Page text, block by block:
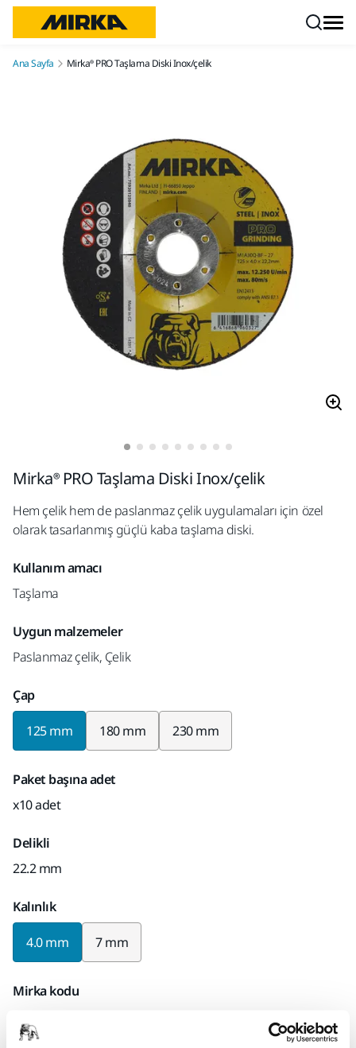
Ana Sayfa Mirka® PRO Taşlama Diski Inox/çelik
Mirka® PRO Taşlama Diski Inox/çelik
Hem çelik hem de paslanmaz çelik uygulamaları için özel
olarak tasarlanmış güçlü kaba taşlama diski.
Kullanım amacı
Taşlama
Uygun malzemeler
Paslanmaz çelik, Çelik
Çap
125 mm 180 mm 230 mm
Paket başına adet
x10 adet
Delikli
22.2 mm
Kalınlık
4.0 mm 7 mm
Mirka kodu